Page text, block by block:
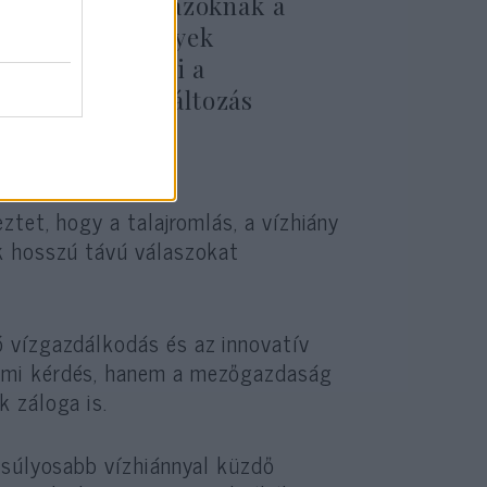
amelyek
javítani a
a klímaváltozás
hogy a talajromlás, a vízhiány
távú válaszokat
és az innovatív
kérdés, hanem a mezőgazdaság
záloga is.
vízhiánnyal küzdő